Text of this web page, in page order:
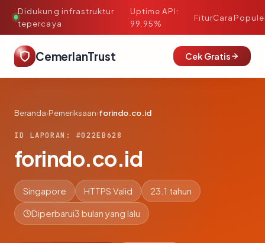
Didukung infrastruktur
tepercaya
·
Uptime API:
99.95%
FiturCara
CemerlanTrust Cek Gratis
Beranda›Pemeriksaan›forindo.co.id
ID LAPORAN: #022EB628
forindo.co.id
Singapore HTTPS Valid 23.1 tahun
Diperbarui3 bulan yang lalu